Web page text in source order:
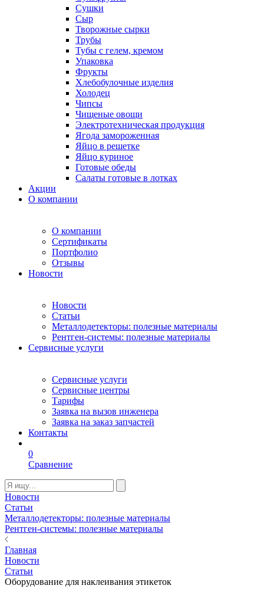
Сушки
Сыр
Творожные сырки
Трубы
Тубы с гелем, кремом
Упаковка
Фрукты
Хлебобулочные изделия
Холодец
Чипсы
Чищеные овощи
Электротехническая продукция
Ягода замороженная
Яйцо в решетке
Яйцо куриное
Готовые обеды
Салаты готовые в лотках
Акции
О компании
О компании
Сертификаты
Портфолио
Отзывы
Новости
Новости
Статьи
Металлодетекторы: полезные материалы
Рентген-системы: полезные материалы
Сервисные услуги
Сервисные услуги
Сервисные центры
Тарифы
Заявка на вызов инженера
Заявка на заказ запчастей
Контакты
0
Сравнение
Новости
Статьи
Металлодетекторы: полезные материалы
Рентген-системы: полезные материалы
Главная
Новости
Статьи
Оборудование для наклеивания этикеток